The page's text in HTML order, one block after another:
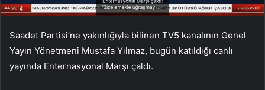
Saadet Partisi’ne yakınlığıyla bilinen TV5 kanalının Genel
Yayın Yönetmeni Mustafa Yılmaz, bugün katıldığı canlı
yayında Enternasyonal Marşı çaldı.